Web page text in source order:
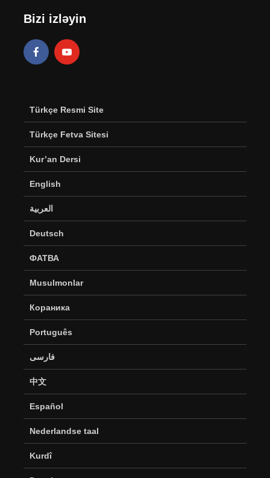
Bizi izləyin
Türkçe Resmi Site
Türkçe Fetva Sitesi
Kur’an Dersi
English
العربية
Deutsch
ФАТВА
Musulmonlar
Кораника
Português
فارسی
中文
Español
Nederlandse taal
Kurdî